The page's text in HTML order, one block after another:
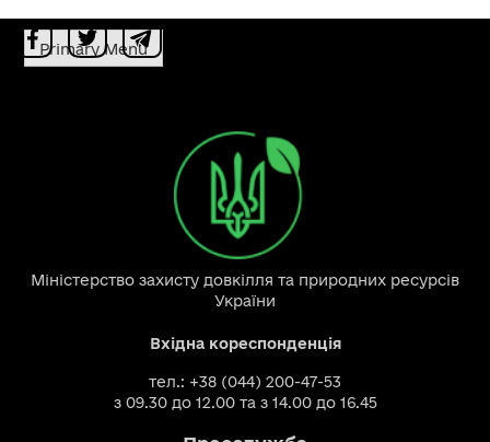
Primary Menu
Міністерство захисту довкілля та природних ресурсів
України
Вхідна кореспонденція
тел.: +38 (044) 200-47-53
з 09.30 до 12.00 та з 14.00 до 16.45